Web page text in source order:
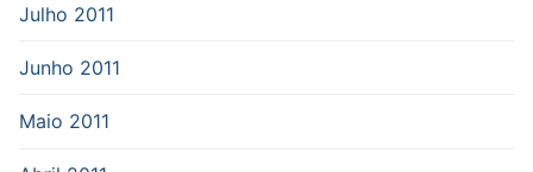
Julho 2011
Junho 2011
Maio 2011